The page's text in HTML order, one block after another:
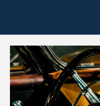
e
e
n